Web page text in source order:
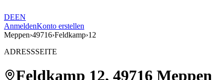
DEEN
AnmeldenKonto erstellen
Meppen›49716›Feldkamp›12
ADRESSSEITE
Feldkamp 12, 49716 Meppen